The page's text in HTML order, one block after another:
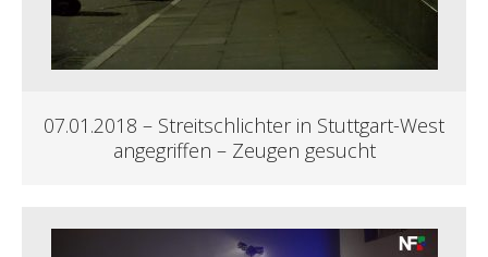
07.01.2018 – Streitschlichter in Stuttgart-West
angegriffen – Zeugen gesucht